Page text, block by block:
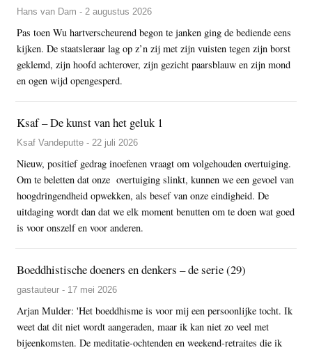
Hans van Dam - 2 augustus 2026
Pas toen Wu hartverscheurend begon te janken ging de bediende eens
kijken. De staatsleraar lag op z’n zij met zijn vuisten tegen zijn borst
geklemd, zijn hoofd achterover, zijn gezicht paarsblauw en zijn mond
en ogen wijd opengesperd.
Ksaf – De kunst van het geluk 1
Ksaf Vandeputte - 22 juli 2026
Nieuw, positief gedrag inoefenen vraagt om volgehouden overtuiging.
Om te beletten dat onze overtuiging slinkt, kunnen we een gevoel van
hoogdringendheid opwekken, als besef van onze eindigheid. De
uitdaging wordt dan dat we elk moment benutten om te doen wat goed
is voor onszelf en voor anderen.
Boeddhistische doeners en denkers – de serie (29)
gastauteur - 17 mei 2026
Arjan Mulder: 'Het boeddhisme is voor mij een persoonlijke tocht. Ik
weet dat dit niet wordt aangeraden, maar ik kan niet zo veel met
bijeenkomsten. De meditatie-ochtenden en weekend-retraites die ik